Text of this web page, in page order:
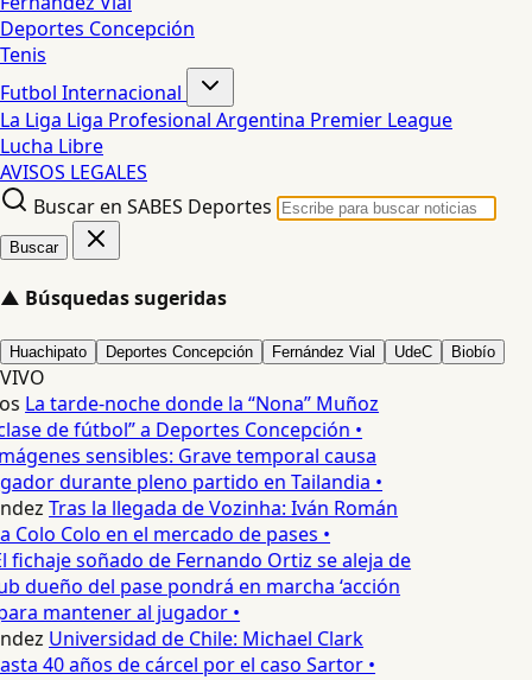
Deportes Concepción
Tenis
Futbol Internacional
La Liga Liga Profesional Argentina Premier League
Lucha Libre
AVISOS LEGALES
Buscar en SABES Deportes
Buscar
▲ Búsquedas sugeridas
Huachipato Deportes Concepción Fernández Vial UdeC Biobío
VIVO
La tarde-noche donde la “Nona” Muñoz
de fútbol” a Deportes Concepción •
sensibles: Grave temporal causa
durante pleno partido en Tailandia •
Tras la llegada de Vozinha: Iván Román
Colo en el mercado de pases •
fichaje soñado de Fernando Ortiz se aleja de
dueño del pase pondrá en marcha ‘acción
mantener al jugador •
Universidad de Chile: Michael Clark
40 años de cárcel por el caso Sartor •